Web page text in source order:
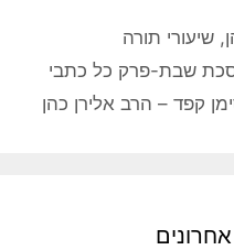
,שיעורי תורה
שבת-פרק כל כתבי
קפד – הרב אלירן כהן